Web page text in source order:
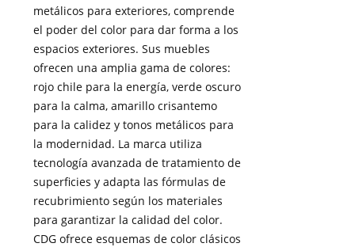
metálicos para exteriores, comprende
el poder del color para dar forma a los
espacios exteriores. Sus muebles
ofrecen una amplia gama de colores:
rojo chile para la energía, verde oscuro
para la calma, amarillo crisantemo
para la calidez y tonos metálicos para
la modernidad. La marca utiliza
tecnología avanzada de tratamiento de
superficies y adapta las fórmulas de
recubrimiento según los materiales
para garantizar la calidad del color.
CDG ofrece esquemas de color clásicos